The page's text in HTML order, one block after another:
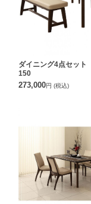
ダイニング4点セッ
150
273,000円 (税込)